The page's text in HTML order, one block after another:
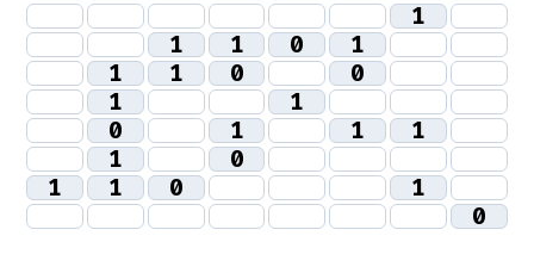
1
1
1 0
1
1
1 0
0
1
1
0
1 1
1
1
0
1
1 0
1
0